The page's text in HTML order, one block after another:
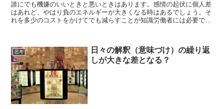
誰にでも機嫌のいいときと悪いときはあります。感情の起伏に個人差
はあれど、やはり負のエネルギーが大きくなる時はあるでしょう。そ
れを多少のコストをかけてでも減らすことが知識労働者には必要では
思考
日々の解釈（意味づけ）の繰り返
しが大きな差となる？